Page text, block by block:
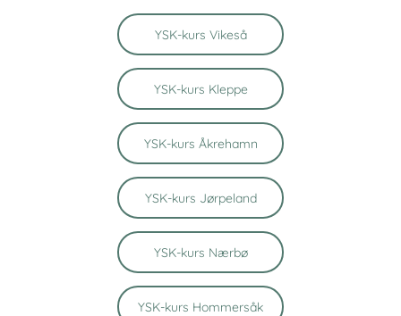
YSK-kurs Vikeså
YSK-kurs Kleppe
YSK-kurs Åkrehamn
YSK-kurs Jørpeland
YSK-kurs Nærbø
YSK-kurs Hommersåk